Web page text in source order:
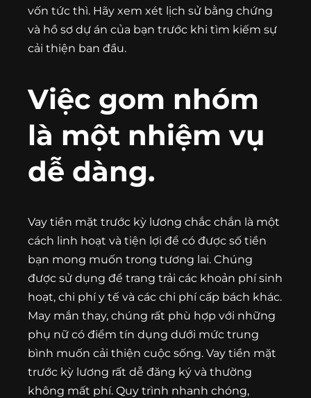
vốn tức thì. Hãy xem xét lịch sử bằng chứng
và hồ sơ dự án của bạn trước khi tìm kiếm sự
cải thiện ban đầu.
Việc gom nhóm
là một nhiệm vụ
dễ dàng.
Vay tiền mặt trước kỳ lương chắc chắn là một
cách linh hoạt và tiện lợi để có được số tiền
bạn mong muốn trong tương lai. Chúng
được sử dụng để trang trải các khoản phí sinh
hoạt, chi phí y tế và các chi phí cấp bách khác.
May mắn thay, chúng rất phù hợp với những
phụ nữ có điểm tín dụng dưới mức trung
bình muốn cải thiện cuộc sống. Vay tiền mặt
trước kỳ lương rất dễ đăng ký và thường
không mất phí. Quy trình nhanh chóng,